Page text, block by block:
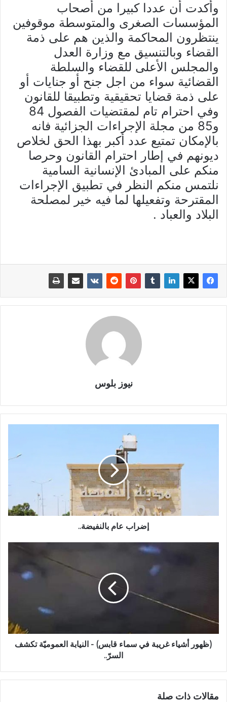
وأكدت أن عددا كبيرا من أصحاب
المؤسسات الصغرى والمتوسطة موقوفين
ينتظرون المحاكمة والذين هم على ذمة
القضاء وبالتنسيق مع وزارة العدل
والمجلس الأعلى للقضاء والسلطة
القضائية سواء من اجل جنح أو جنايات أو
على ذمة قضايا تحقيقية وتطبيقا للقانون
وفي احترام تام لمقتضيات الفصول 84
و85 من مجلة الإجراءات الجزائية فانه
بالإمكان تمتيع عدد أكبر بهذا الحق لخلاص
ديونهم في إطار احترام القانون وحرصا
منكم على المبادئ الإنسانية السامية
نلتمس منكم النظر في تطبيق الإجراءات
المقترحة وتفعيلها لما فيه خير لمصلحة
البلاد والعباد .
نيوز بلوس
إضراب عام بالنفيضة..
(ظهور أشياء غريبة في سماء قابس) - النيابة العموميّة تكشف
السرّ..
مقالات ذات صلة